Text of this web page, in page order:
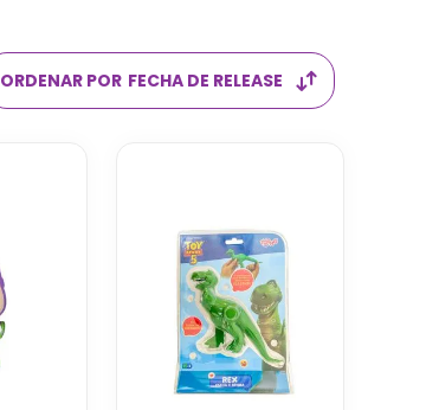
ORDENAR POR FECHA DE RELEASE